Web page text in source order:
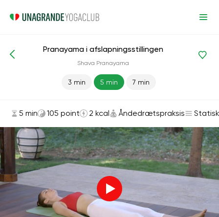
Asanas og øvelser Åndedrætspraksis
Pranayama i afslapningsstillingen
Shava Pranayama
3 min 5 min 7 min
5 min 105 point 2 kcal Åndedrætspraksis Statisk